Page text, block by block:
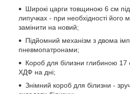
Широкі царги товщиною 6 см
липучках - при необхідності його
замінити на новий;
Підйомний механізм з двома
пневмопатронами;
Короб для білизни глибиною 17
ХДФ на дні;
Знімний короб для білизни -